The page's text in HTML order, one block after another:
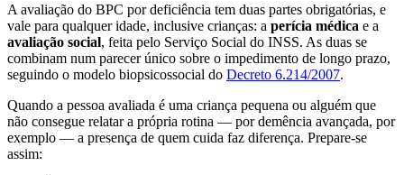
A avaliação do BPC por deficiência tem duas partes obrigatórias, e
vale para qualquer idade, inclusive crianças: a perícia médica e a
avaliação social, feita pelo Serviço Social do INSS. As duas se
combinam num parecer único sobre o impedimento de longo prazo,
seguindo o modelo biopsicossocial do Decreto 6.214/2007.
Quando a pessoa avaliada é uma criança pequena ou alguém que
não consegue relatar a própria rotina — por demência avançada, por
exemplo — a presença de quem cuida faz diferença. Prepare-se
assim: